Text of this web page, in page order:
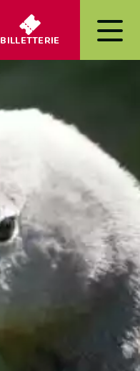
BILLETTERIE